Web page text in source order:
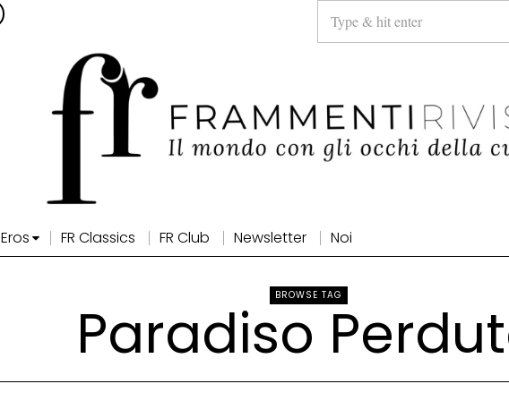
Eros FR Classics FR Club Newsletter Noi
BROWSE TAG
Paradiso